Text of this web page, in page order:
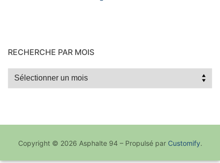
RECHERCHE PAR MOIS
Recherche
Copyright © 2026 Asphalte 94 – Propulsé par Customify.